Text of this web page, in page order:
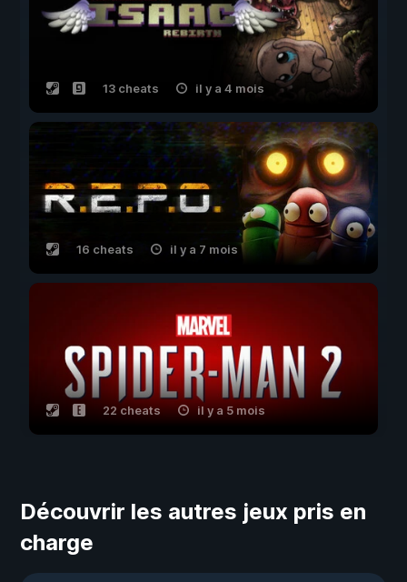
13 cheats il y a 4 mois
16 cheats il y a 7 mois
22 cheats il y a 5 mois
Découvrir les autres jeux pris en
charge